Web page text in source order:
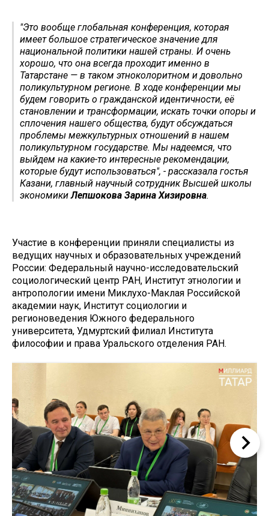
"Это вообще глобальная конференция, которая
имеет большое стратегическое значение для
национальной политики нашей страны. И очень
хорошо, что она всегда проходит именно в
Татарстане — в таком этноколоритном и довольно
поликультурном регионе. В ходе конференции мы
будем говорить о гражданской идентичности, её
становлении и трансформации, искать точки опоры и
сплочения нашего общества, будут обсуждаться
проблемы межкультурных отношений в нашем
поликультурном государстве. Мы надеемся, что
выйдем на какие-то интересные рекомендации,
которые будут использоваться", - рассказала гостья
Казани, главный научный сотрудник Высшей школы
экономикиЛепшокова Зарина Хизировна.
Участие в конференции приняли специалисты из
ведущих научных и образовательных учреждений
России: Федеральный научно-исследовательский
социологический центр РАН, Институт этнологии и
антропологии имени Миклухо-Маклая Российской
академии наук, Институт социологии и
регионоведения Южного федерального
университета, Удмуртский филиал Института
философии и права Уральского отделения РАН.